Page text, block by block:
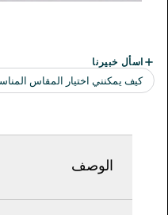
الوصف